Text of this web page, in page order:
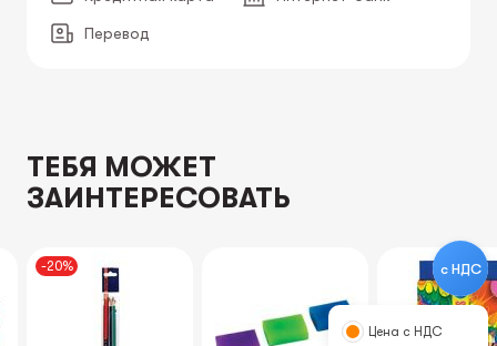
Перевод
ТЕБЯ МОЖЕТ
ЗАИНТЕРЕСОВАТЬ
-20% с НДС
Цена с НДС